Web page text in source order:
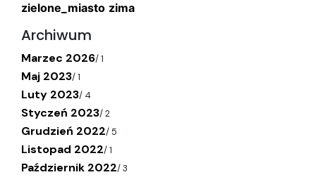
zielone_miasto zima
Archiwum
Marzec 2026/1
Maj 2023/1
Luty 2023/ 4
Styczeń 2023/2
Grudzień 2022/5
Listopad 2022/1
Październik 2022/3